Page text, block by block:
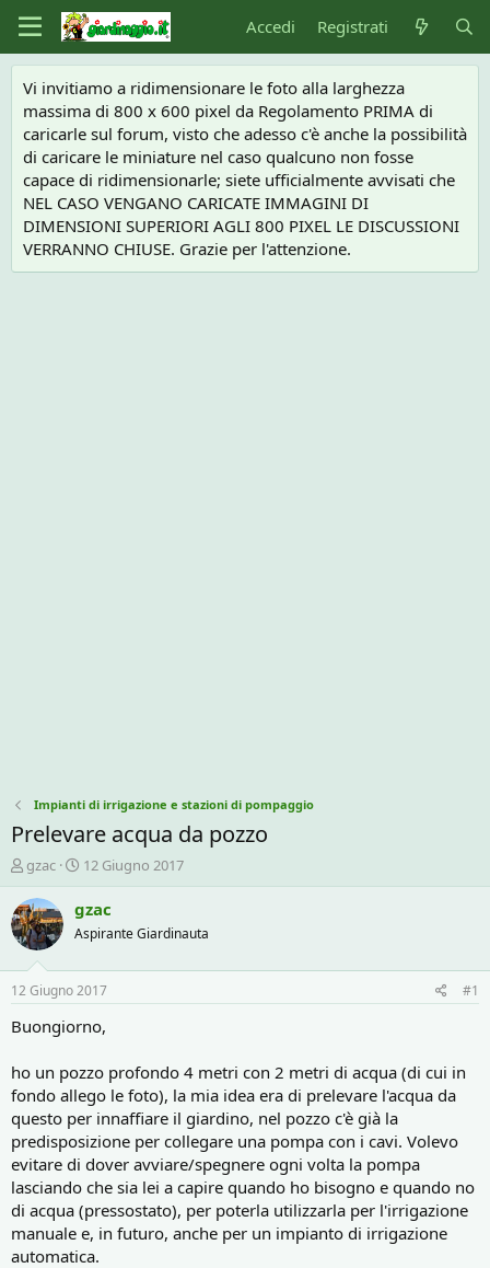
Accedi Registrati
Vi invitiamo a ridimensionare le foto alla larghezza
massima di 800 x 600 pixel da Regolamento PRIMA di
caricarle sul forum, visto che adesso c'è anche la possibilità
di caricare le miniature nel caso qualcuno non fosse
capace di ridimensionarle; siete ufficialmente avvisati che
NEL CASO VENGANO CARICATE IMMAGINI DI
DIMENSIONI SUPERIORI AGLI 800 PIXEL LE DISCUSSIONI
VERRANNO CHIUSE. Grazie per l'attenzione.
Impianti di irrigazione e stazioni di pompaggio
Prelevare acqua da pozzo
C
r
e
a
t
o
e
D
c
u
s
s
i
n
e
gzac
D
a
t
a
d
i
n
i
o
12 Giugno 2017
gzac
Aspirante Giardinauta
12 Giugno 2017 #1
Buongiorno,
ho un pozzo profondo 4 metri con 2 metri di acqua (di cui in
fondo allego le foto), la mia idea era di prelevare l'acqua da
questo per innaffiare il giardino, nel pozzo c'è già la
predisposizione per collegare una pompa con i cavi. Volevo
evitare di dover avviare/spegnere ogni volta la pompa
lasciando che sia lei a capire quando ho bisogno e quando no
di acqua (pressostato), per poterla utilizzarla per l'irrigazione
manuale e, in futuro, anche per un impianto di irrigazione
automatica.